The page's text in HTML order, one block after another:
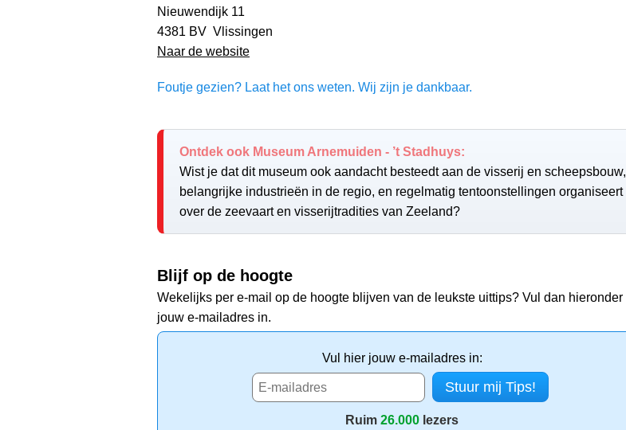
Nieuwendijk 11
4381 BV Vlissingen
Naar de website
Foutje gezien? Laat het ons weten. Wij zijn je dankbaar.
Ontdek ook Museum Arnemuiden - ’t Stadhuys:
Wist je dat dit museum ook aandacht besteedt aan de visserij en scheepsbouw,
belangrijke industrieën in de regio, en regelmatig tentoonstellingen organiseert
over de zeevaart en visserijtradities van Zeeland?
Blijf op de hoogte
Wekelijks per e-mail op de hoogte blijven van de leukste uittips? Vul dan hieronder
jouw e-mailadres in.
Vul hier jouw e-mailadres in:
Ruim 26.000 lezers